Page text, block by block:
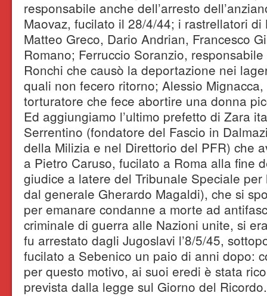
responsabile anche dell’arresto
Maovaz, fucilato il 28/4/44; i rastrellatori di
Matteo Greco, Dario Andrian, Francesco
Romano; Ferruccio Soranzio,
Ronchi che causò la deportazione nei
quali non fecero ritorno; Alessio
torturatore che fece abortire una donna
Ed aggiungiamo l’ultimo prefetto di Zara
Serrentino (fondatore del Fascio in
della Milizia e nel Direttorio del PFR) che
a Pietro Caruso, fucilato a Roma alla fine
giudice a latere del Tribunale Speciale
dal generale Gherardo Magaldi), che si
per emanare condanne a morte ad
criminale di guerra alle Nazioni unite, si
fu arrestato dagli Jugoslavi l’8/5/45,
fucilato a Sebenico un paio di anni dopo:
per questo motivo, ai suoi eredi è stata
prevista dalla legge sul Giorno del Ricordo.